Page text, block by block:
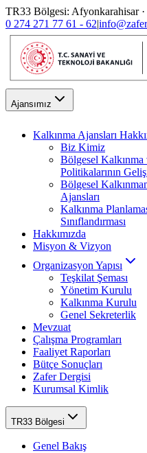
TR33 Bölgesi: Afyonkarahisar
0 274 271 77 61 - 62|
Ajansımız
Kalkınma Ajansları
Biz Kimiz
Bölgesel
Politikalarının
Bölgesel
Ajansları
Kalkınma
Sınıflandırması
Hakkımızda
Misyon & Vizyon
Organizasyon Yapısı
Teşkilat Şeması
Yönetim Kurulu
Kalkınma Kurulu
Genel Sekreterlik
Mevzuat
Çalışma Programları
Faaliyet Raporları
Bütçe Sonuçları
Zafer Dergisi
Kurumsal Kimlik
TR33 Bölgesi
Genel Bakış